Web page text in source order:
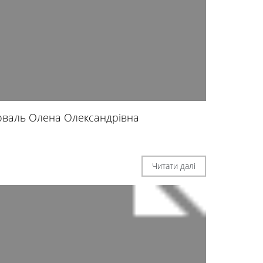
Олена Олександрівна
Читати далі